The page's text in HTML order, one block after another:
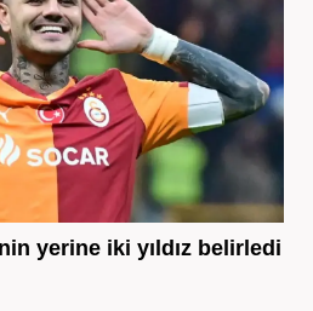
yerine iki yıldız belirledi